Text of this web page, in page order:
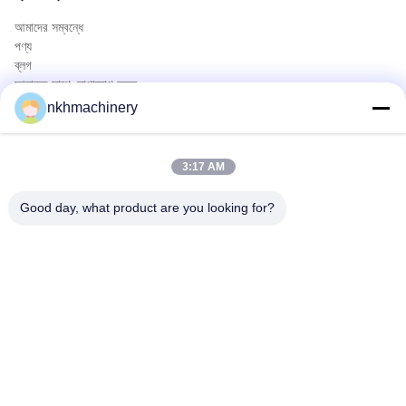
আমাদের সম্বন্ধে
পণ্য
ব্লগ
আমাদের সাথে যোগাযোগ করুন
পণ্য
ছাদ প্যানেল রোল বিরচন মেশিন
ছাদ পত্রক ক্রিম্পিং মেশিন
nkhmachinery
3:17 AM
Good day, what product are you looking for?